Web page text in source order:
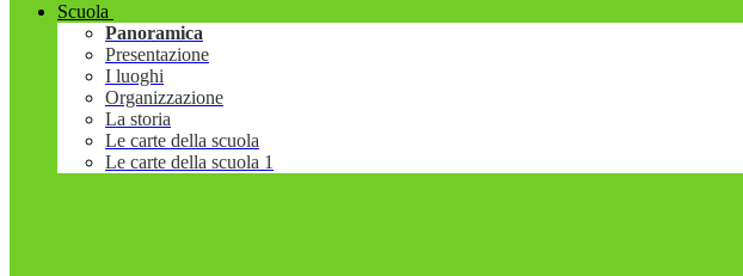
Scuola
Panoramica
Presentazione
I luoghi
Organizzazione
La storia
Le carte della scuola
Le carte della scuola 1